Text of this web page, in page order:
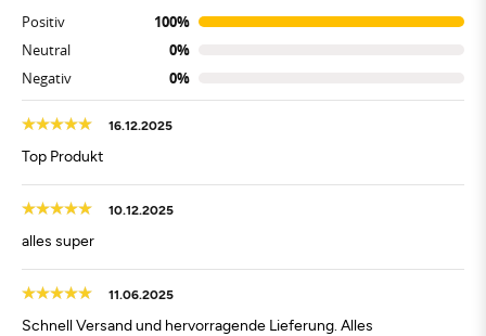
Positiv
100%
Neutral
0%
Negativ
0%
16.12.2025
Top Produkt
10.12.2025
alles super
11.06.2025
Schnell Versand und hervorragende Lieferung. Alles